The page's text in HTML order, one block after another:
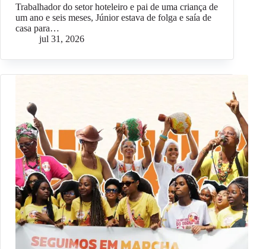
Trabalhador do setor hoteleiro e pai de uma criança de
um ano e seis meses, Júnior estava de folga e saía de
casa para…
jul 31, 2026